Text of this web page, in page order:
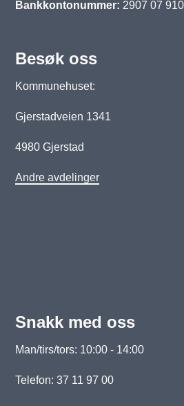
Bankkontonummer: 2907 07
Besøk oss
Kommunehuset:
Gjerstadveien 1341
4980 Gjerstad
Andre avdelinger
Snakk med oss
Man/tirs/tors: 10:00 - 14:00
Telefon: 37 11 97 00